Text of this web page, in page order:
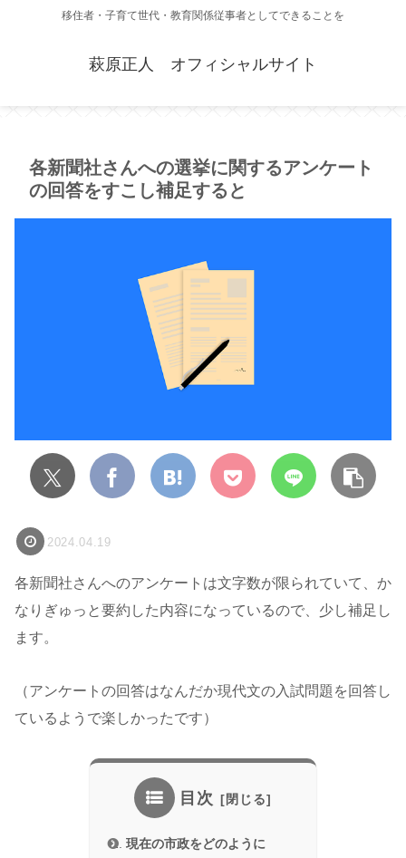
移住者・子育て世代・教育関係従事者としてできることを
萩原正人 オフィシャルサイト
各新聞社さんへの選挙に関するアンケート
の回答をすこし補足すると
2024.04.19
各新聞社さんへのアンケートは文字数が限られていて、か
なりぎゅっと要約した内容になっているので、少し補足し
ます。
（アンケートの回答はなんだか現代文の入試問題を回答し
ているようで楽しかったです）
目次
現在の市政をどのように